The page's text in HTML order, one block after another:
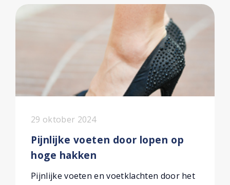
29 oktober 2024
Pijnlijke voeten door lopen op
hoge hakken
Pijnlijke voeten en voetklachten door het